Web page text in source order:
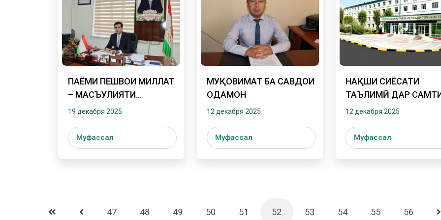
ПАЁМИ ПЕШВОИ МИЛЛАТ
– МАСЪУЛИЯТИ
СОЗАНДАГИВУ
19 декабря 2025
Муфассал
МУҚОВИМАТ БА САВДОИ
ОДАМОН
12 декабря 2025
Муфассал
НАҚШИ СИЁСАТИ
ТАЪЛИМӢ ДАР
МУБОРИЗА БО
12 декабря 2025
Муфассал
47 48 49 50 51 52 53 54 55 56